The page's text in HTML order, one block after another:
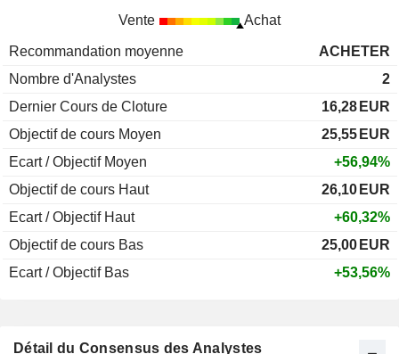
Vente Achat
Recommandation moyenne
ACHETER
Nombre d'Analystes
2
Dernier Cours de Cloture
16,28 EUR
Objectif de cours Moyen
25,55 EUR
Ecart / Objectif Moyen
+56,94%
Objectif de cours Haut
26,10 EUR
Ecart / Objectif Haut
+60,32%
Objectif de cours Bas
25,00 EUR
Ecart / Objectif Bas
+53,56%
Détail du Consensus des Analystes